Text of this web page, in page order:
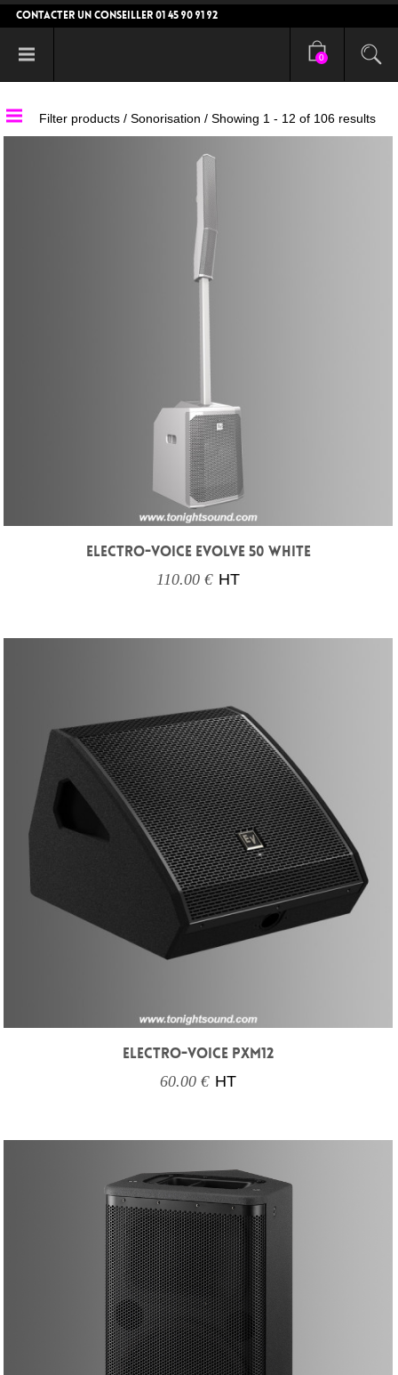
CONTACTER UN CONSEILLER 01 45 90 91 92
0
Filter products / Sonorisation / Showing 1 - 12 of 106 results
ELECTRO-VOICE EVOLVE 50 WHITE
110.00 € HT
ELECTRO-VOICE PXM12
60.00 € HT